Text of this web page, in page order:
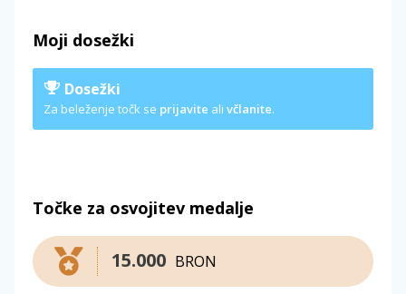
Moji dosežki
Dosežki
Za beleženje točk se prijavite ali včlanite.
Točke za osvojitev medalje
BRON
15.000